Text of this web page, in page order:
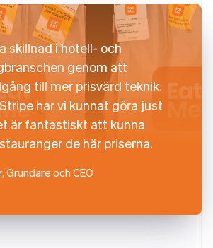
skillnad i hotell- och
genom att
till mer prisvärd teknik.
har vi kunnat göra just
är fantastiskt att kunna
de här priserna.
, Grundare och CEO